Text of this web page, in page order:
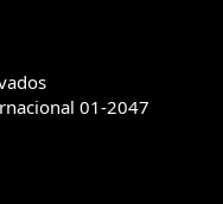
(1) ,
(1) ,Vacaciones
01-2047